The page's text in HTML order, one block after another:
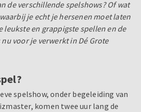
de verschillende spelshows? Of wat
je echt je hersenen moet laten
leukste en grappigste spellen en de
voor je verwerkt in Dé Grote
spelshow, onder begeleiding van
komen twee uur lang de